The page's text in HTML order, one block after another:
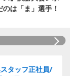
は「ま」選手！
タッフ正社員/